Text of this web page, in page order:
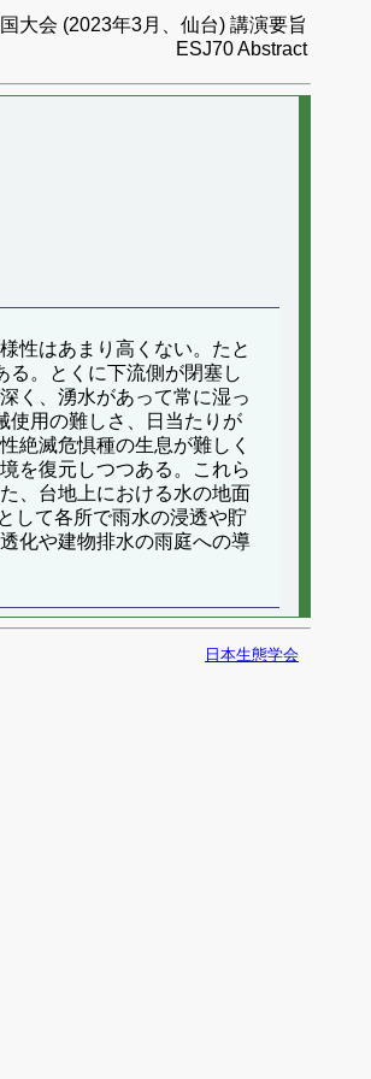
大会 (2023年3月、仙台) 講演要旨
ESJ70 Abstract
性はあまり高くない。たと
る。とくに下流側が閉塞し
く、湧水があって常に湿っ
使用の難しさ、日当たりが
絶滅危惧種の生息が難しく
を復元しつつある。これら
、台地上における水の地面
して各所で雨水の浸透や貯
化や建物排水の雨庭への導
日本生態学会